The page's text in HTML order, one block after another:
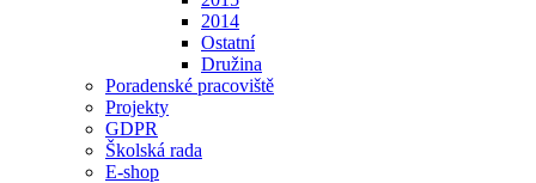
2014
Ostatní
Družina
Poradenské pracoviště
Projekty
GDPR
Školská rada
E-shop